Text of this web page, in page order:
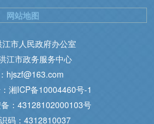
江市人民政府办公室
江市政务服务中心
hjszf@163.com
湘ICP备10004460号-1
：43128102000103号
码：4312810037
网站地图